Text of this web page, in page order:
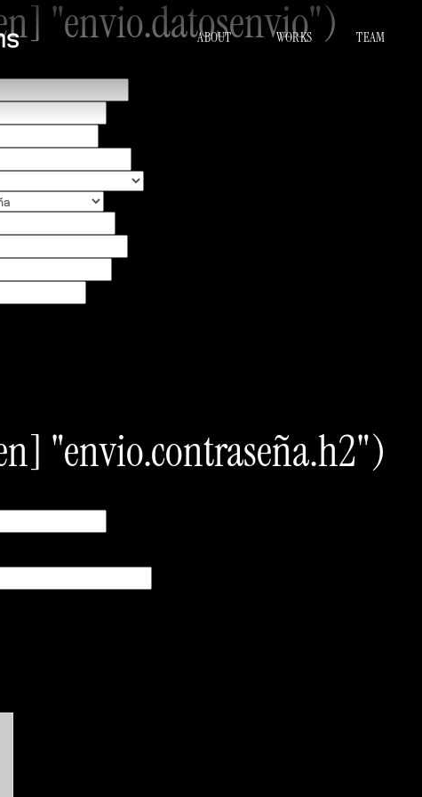
ABOUT WORKS TEAM
"envio.datosenvio")
"envio.contraseña.h2")